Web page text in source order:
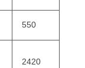
550
2420